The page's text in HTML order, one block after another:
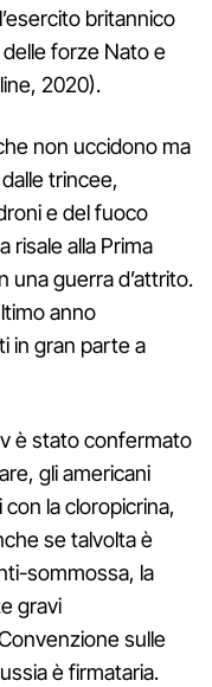
britannico
forze Nato e
2020).
non uccidono ma
trincee,
e del fuoco
risale alla Prima
una guerra d’attrito.
anno
in gran parte a
è stato confermato
gli americani
la cloropicrina,
se talvolta è
sommossa, la
gravi
sulle
è firmataria.